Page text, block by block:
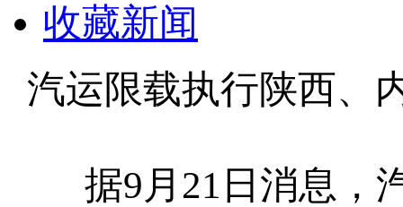
收藏新闻
汽运限载执行陕西、
据9月21日消息，汽